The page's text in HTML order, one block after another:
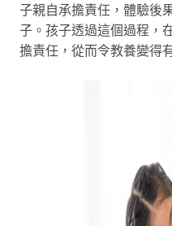
子親自承擔責任，體驗後
子。孩子透過這個過程，
擔責任，從而令教養變得